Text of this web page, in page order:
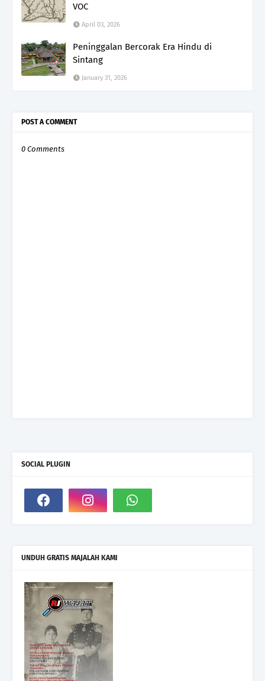
VOC
April 03, 2026
Peninggalan Bercorak Era Hindu di
Sintang
January 31, 2026
POST A COMMENT
0 Comments
SOCIAL PLUGIN
UNDUH GRATIS MAJALAH KAMI